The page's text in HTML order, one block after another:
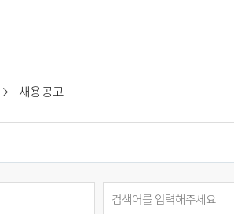
채용공고